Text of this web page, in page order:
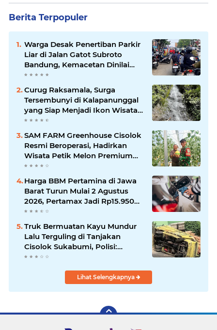
Berita Terpopuler
Warga Desak Penertiban Parkir
Liar di Jalan Gatot Subroto
Bandung, Kemacetan Dinilai
Makin Mengkhawatirkan
Curug Raksamala, Surga
Tersembunyi di Kalapanunggal
yang Siap Menjadi Ikon Wisata
Alam Baru Kabupaten
SAM FARM Greenhouse Cisolok
Resmi Beroperasi, Hadirkan
Wisata Petik Melon Premium
dan Edukasi Pertanian Modern
Harga BBM Pertamina di Jawa
Barat Turun Mulai 2 Agustus
2026, Pertamax Jadi Rp15.950
per Liter, Cek Daftar Harga
Truk Bermuatan Kayu Mundur
Lalu Terguling di Tanjakan
Cisolok Sukabumi, Polisi:
Diduga Tak Kuat Menanjak
Lihat Selengkapnya